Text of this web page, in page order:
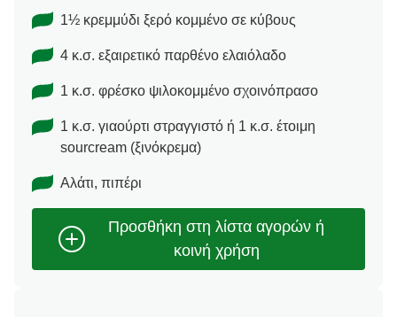
1½ κρεμμύδι ξερό κομμένο σε κύβους
4 κ.σ. εξαιρετικό παρθένο ελαιόλαδο
1 κ.σ. φρέσκο ψιλοκομμένο σχοινόπρασο
1 κ.σ. γιαούρτι στραγγιστό ή 1 κ.σ. έτοιμη
sourcream (ξινόκρεμα)
Αλάτι, πιπέρι